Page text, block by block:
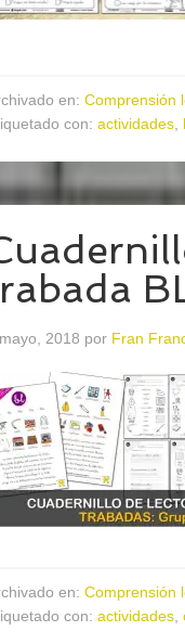
en: Comprensión
con: actividades
2018 por Fran
en: Comprensión
con: actividades